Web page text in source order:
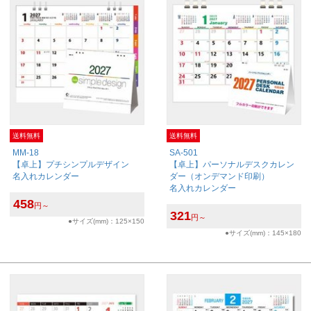
送料無料
MM-18
【卓上】プチシンプルデザイン
名入れカレンダー
458円～
●サイズ(mm)：125×150
送料無料
SA-501
【卓上】パーソナルデスクカレン
ダー（オンデマンド印刷）
名入れカレンダー
321円～
●サイズ(mm)：145×180